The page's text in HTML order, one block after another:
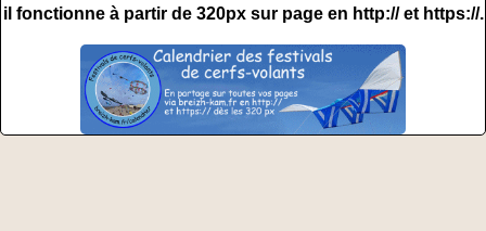
il fonctionne à partir de 320px sur page en http:// et https://.